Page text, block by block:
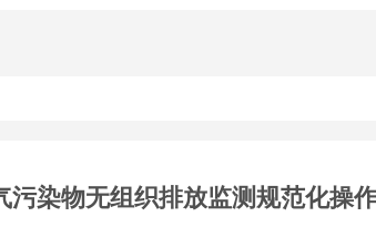
污染物无组织排放监测规范化操